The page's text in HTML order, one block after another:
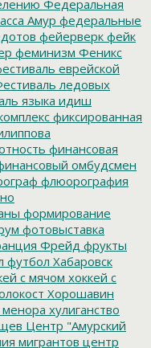
Федеральная
Амур федеральные
фейерверк фейк
феминизм Феникс
еврейской
ледовых
языка идиш
фиксированная
финансовая
омбудсмен
флюорография
формирование
фотовыставка
Фрейд фрукты
футбол Хабаровск
с мячом хоккей с
Хорошавин
менора хулиганство
Центр "Амурский
мигрантов центр